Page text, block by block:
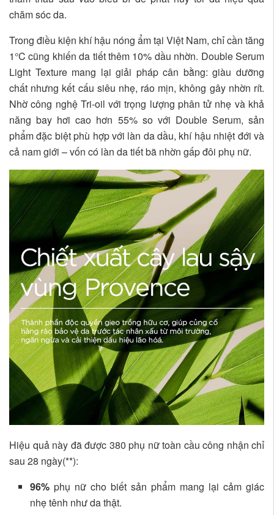
chăm sóc da.
Trong điều kiện khí hậu nóng ẩm tại Việt Nam, chỉ cần tăng
1°C cũng khiến da tiết thêm 10% dầu nhờn. Double Serum
Light Texture mang lại giải pháp cân bằng: giàu dưỡng
chất nhưng kết cấu siêu nhẹ, ráo mịn, không gây nhờn rít.
Nhờ công nghệ Tri-oil với trọng lượng phân tử nhẹ và khả
năng bay hơi cao hơn 55% so với Double Serum, sản
phẩm đặc biệt phù hợp với làn da dầu, khí hậu nhiệt đới và
cả nam giới – vốn có làn da tiết bã nhờn gấp đôi phụ nữ.
Hiệu quả này đã được 380 phụ nữ toàn cầu công nhận chỉ
sau 28 ngày(**):
96% phụ nữ cho biết sản phẩm mang lại cảm giác
nhẹ tênh như da thật.